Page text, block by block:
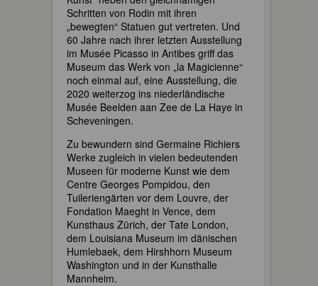
Schritten von Rodin mit ihren
„bewegten“ Statuen gut vertreten. Und
60 Jahre nach ihrer letzten Ausstellung
im Musée Picasso in Antibes griff das
Museum das Werk von „la Magicienne“
noch einmal auf, eine Ausstellung, die
2020 weiterzog ins niederländische
Musée Beelden aan Zee de La Haye in
Scheveningen.
Zu bewundern sind Germaine Richiers
Werke zugleich in vielen bedeutenden
Museen für moderne Kunst wie dem
Centre Georges Pompidou, den
Tuileriengärten vor dem Louvre, der
Fondation Maeght in Vence, dem
Kunsthaus Zürich, der Tate London,
dem Louisiana Museum im dänischen
Humlebaek, dem Hirshhorn Museum
Washington und in der Kunsthalle
Mannheim.